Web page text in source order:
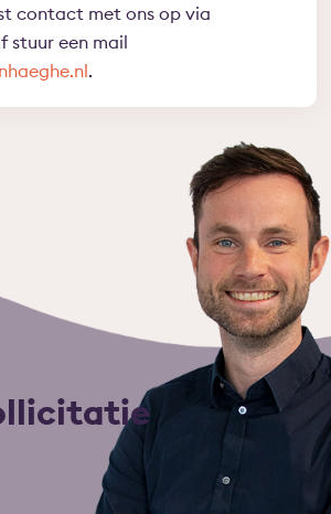
contact met ons op via
stuur een mail
.